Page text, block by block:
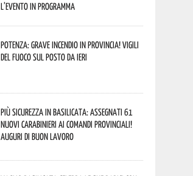
L’evento in programma
Potenza: grave incendio in Provincia! Vigili
del fuoco sul posto da ieri
Più sicurezza in Basilicata: assegnati 61
nuovi Carabinieri ai Comandi provinciali!
Auguri di buon lavoro